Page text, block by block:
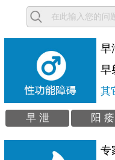
早
早
其
早 泄 阳 痿
专